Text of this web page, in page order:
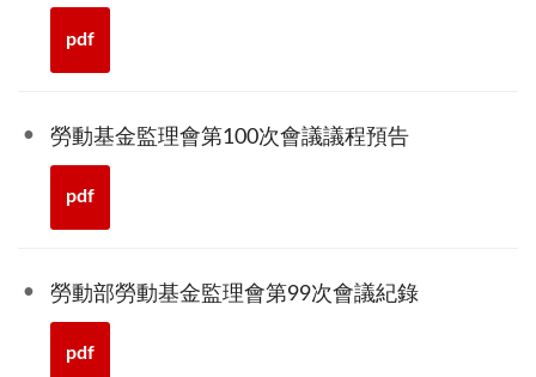
pdf
勞動基金監理會第100次會議議程預告
pdf
勞動部勞動基金監理會第99次會議紀錄
pdf